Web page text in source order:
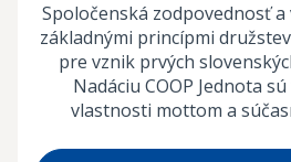
Spoločenská zodpovednosť
základnými princípmi
pre vznik prvých
Nadáciu COOP Jednota
vlastnosti mottom a